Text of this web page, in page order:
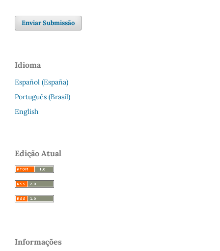
Enviar Submissão
Idioma
Español (España)
Português (Brasil)
English
Edição Atual
Informações